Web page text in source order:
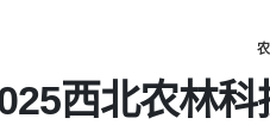
西北农林